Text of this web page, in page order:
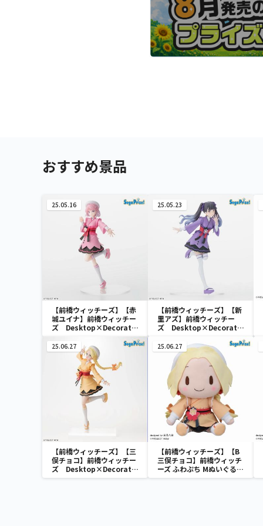
おすすめ景品
25.05.16
【前橋ウィッチーズ】【赤
城ユイナ】前橋ウィッチー
ズ Desktop×Decorate
Collections “赤城ユイ
ナ”
25.05.23
【前橋ウィッチーズ】【新
里アズ】前橋ウィッチー
ズ Desktop×Decorate
25.06.27
【前橋ウィッチーズ】【三
俣チョコ】前橋ウィッチー
ズ Desktop×Decorate
Collections “三俣チョ
25.06.27
【前橋ウィッチーズ】【B
三俣チョコ】前橋ウィッチ
ーズ ふわぷち Mぬいぐる
み“北原キョウカ＆三俣チ